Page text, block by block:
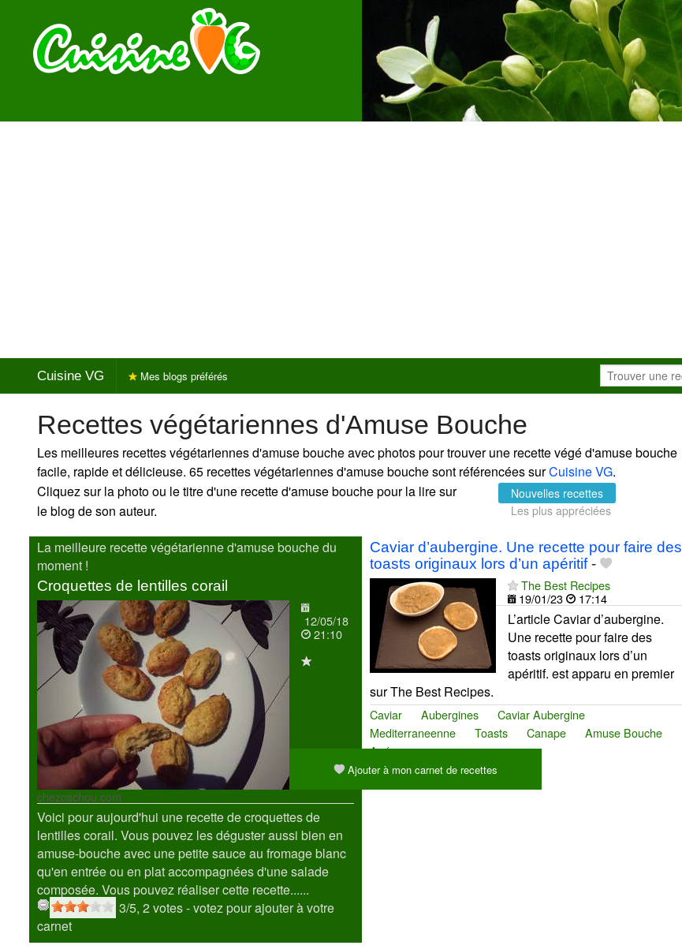
Cuisine VG Mes blogs préférés
Recettes végétariennes d'Amuse Bouche
Les meilleures recettes végétariennes d'amuse bouche avec photos pour trouver une recette végé d'amuse bouche
facile, rapide et délicieuse. 65 recettes végétariennes d'amuse bouche sont référencées surCuisine VG.
Cliquez sur la photo ou le titre d'une recette d'amuse bouche pour la lire sur
le blog de son auteur.
Nouvelles recettes
Les plus appréciées
La meilleure recette végétarienne d'amuse bouche du
moment !
Croquettes de lentilles corail
Ajouter à mon carnet de recettes
12/05/18
21:10
chezcachou.com
Voici pour aujourd'hui une recette de croquettes de
lentilles corail. Vous pouvez les déguster aussi bien en
amuse-bouche avec une petite sauce au fromage blanc
qu'en entrée ou en plat accompagnées d'une salade
composée. Vous pouvez réaliser cette recette......
3/5, 2votes- votez pour ajouter à votre
carnet
Caviar d’aubergine. Une recette pour faire des
toasts originaux lors d’un apéritif-
The Best Recipes
19/01/23
17:14
L’article Caviar d’aubergine.
Une recette pour faire des
toasts originaux lors d’un
apéritif. est apparu en premier
sur The Best Recipes.
Caviar Aubergines
Caviar Aubergine
Mediterraneenne
Toasts Canape
Amuse Bouche
Apéro